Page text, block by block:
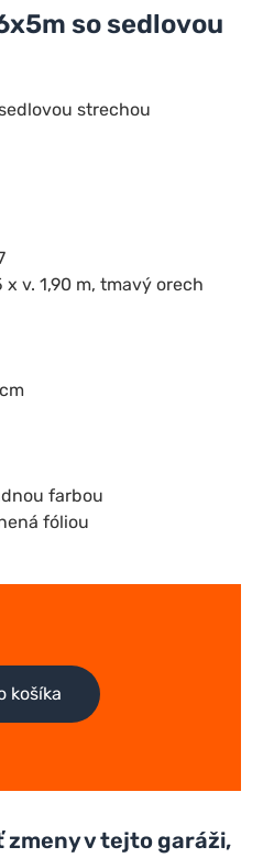
so sedlovou
strechou
v. 1,90 m, tmavý orech
farbou
fóliou
košíka
v tejto garáži,